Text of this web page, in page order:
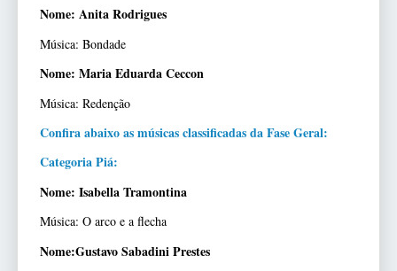
Nome: Anita Rodrigues
Música: Bondade
Nome: Maria Eduarda Ceccon
Música: Redenção
Confira abaixo as músicas classificadas da Fase Geral:
Categoria Piá:
Nome: Isabella Tramontina
Música: O arco e a flecha
Nome:Gustavo Sabadini Prestes